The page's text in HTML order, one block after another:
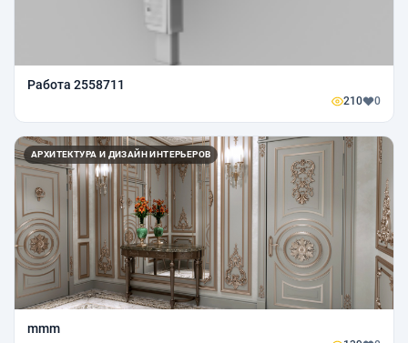
Работа 2558711
210 0
АРХИТЕКТУРА И ДИЗАЙН ИНТЕРЬЕРОВ
mmm